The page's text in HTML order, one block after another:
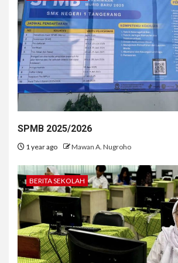
SPMB 2025/2026
1 year ago Mawan A. Nugroho
BERITA SEKOLAH